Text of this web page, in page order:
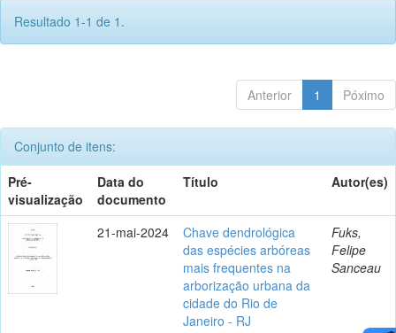
Resultado 1-1 de 1.
Anterior 1 Póximo
Conjunto de itens:
Pré-
visualização
Data do
documento
Título Autor(es)
21-mai-2024
Chave dendrológica
das espécies arbóreas
mais frequentes na
arborização urbana da
cidade do Rio de
Janeiro - RJ
Fuks,
Felipe
Sanceau